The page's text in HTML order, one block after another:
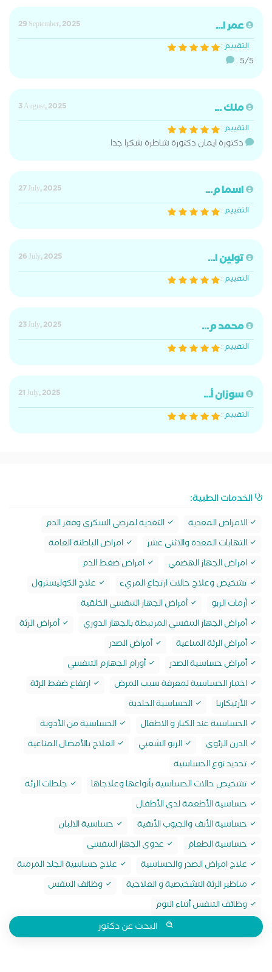
عمر ا...
29 September, 2025
التقييم :
. 5/5
ملك ...
3 August, 2025
التقييم :
دكتورة ايمان دكتورة شاطرة شكرا جدا
اسما م...
27 July, 2025
التقييم :
تولين ا...
26 July, 2025
التقييم :
محمد م...
23 July, 2025
التقييم :
سوزان أ...
21 July, 2025
التقييم :
الخدمات الطبية:
الامراض المعدية
التغذية لمرضى السكري وفقر الدم
التهابات المعدة والاثنى عشر
امراض الباطنة العامة
امراض الجهاز الهضمي
امراض ضغط الدم
تشخيص وعلاج حالات ارتجاع المريء
علاج الكوليسترول
أزمات الربو
أمراض الجهاز التنفسي الخلقية
أمراض الجهاز التنفسي المرتبطة بالجهاز الدوري
أمراض الرئة
أمراض الرئة المناعية
أمراض الصدر
أمراض حساسية الصدر
أورام الجهازم التنفسي
اختبار الحساسية لمعرفة سبب المرض
ارتفاع ضغط الرئة
الأرتيكاريا
الحساسية الجلدية
الحساسية عند الكبار و الاطفال
الحساسية من الأدوية
الدرن الرئوي
الربو الشعبي
العلاج بالأمصال المناعية
تحديد نوع الحساسية
تشخيص حالات الحساسية بأنواعها وعلاجاها
جلطات الرئة
حساسية الأطعمة لدى الأطفال
حساسية الأنف والجيوب الأنفية
حساسية الالبان
حساسية الطعام
عدوى الجهاز التنفسي
علاج امراض الصدر والحساسية
علاج حساسية الجلد المزمنة
مناظير الرئة التشخيصية و العلاجية
وظائف التنفس
وظائف التنفس أثناء النوم
البحث عن دكتور